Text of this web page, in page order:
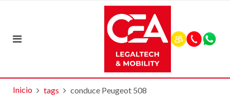
Inicio tags conduce Peugeot 508